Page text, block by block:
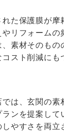
た保護膜が摩
リフォームの
素材そのもの
スト削減にも
は、玄関の素
ンを提案して
やすさを両立